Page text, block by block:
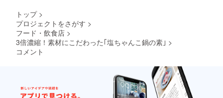
トップ >
プロジェクトをさがす >
フード・飲食店 >
3倍濃縮！素材にこだわった｢塩ちゃんこ鍋の素｣ >
コメント